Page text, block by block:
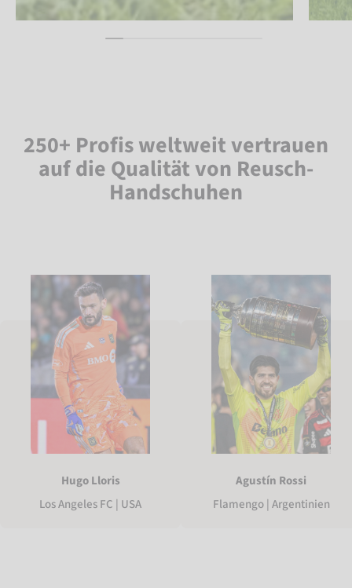
250+ Profis weltweit vertrauen
auf die Qualität von Reusch-
Handschuhen
Hugo Lloris
Los Angeles FC | USA
Agustín Rossi
Flamengo | Argentinien